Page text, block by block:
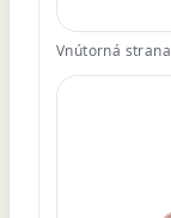
Vnútorná